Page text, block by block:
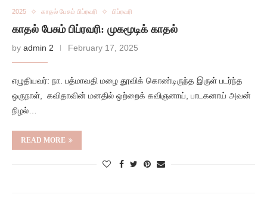
2025 காதல் பேசும் பிப்ரவரி பிப்ரவரி
காதல் பேசும் பிப்ரவரி: முகமூடிக் காதல்
by admin 2 February 17, 2025
எழுதியவர்: நா. பத்மாவதி மழை தூவிக் கொண்டிருந்த இருள் படர்ந்த
ஒருநாள், கவிதாவின் மனதில் ஒற்றைக் கவிஞனாய், பாடகனாய் அவன்
நிழல்…
READ MORE